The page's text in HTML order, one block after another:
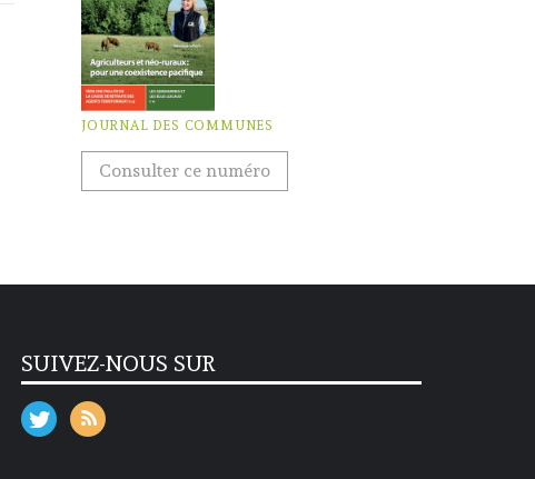
JOURNAL DES COMMUNES
Consulter ce numéro
SUIVEZ-NOUS SUR